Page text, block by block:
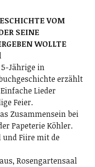
VOM
SEINE
WOLLTE
5-Jährige in
erzählt
Lieder
Feier.
Zusammensein bei
Papeterie Köhler.
Fiire mit de
Rosengartensaal